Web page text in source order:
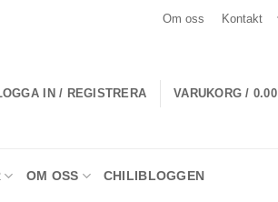
Om oss Kontakt
IN / REGISTRERA VARUKORG / 0.00
OM OSS CHILIBLOGGEN